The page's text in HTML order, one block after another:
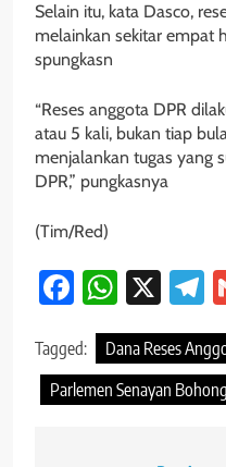
Selain itu, kata Dasco,
melainkan sekitar empat
spungkasn
“Reses anggota DPR
atau 5 kali, bukan tiap
menjalankan tugas yang
DPR,” pungkasnya
(Tim/Red)
Facebook
X
Tagged:
Dana Reses
Parlemen Senayan